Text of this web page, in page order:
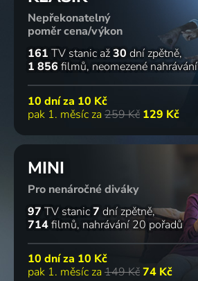
Nepřekonatelný
poměr cena/výkon
161 TV stanic až30 dní zpětně
1 856 filmů neomezené nahrávání
10 dní za 10 Kč
pak 1. měsíc za 259 Kč 129 Kč
MINI
Pro nenáročné diváky
97 TV stanic7 dní zpětně
714filmů nahrávání 20 pořadů
10 dní za 10 Kč
pak 1. měsíc za 149 Kč74 Kč